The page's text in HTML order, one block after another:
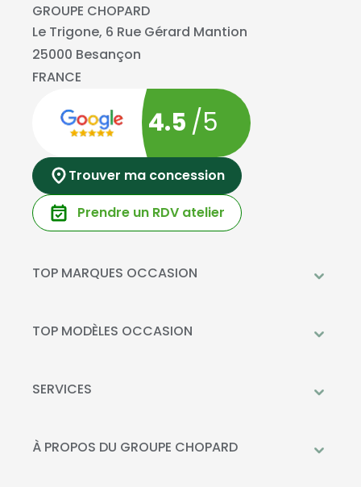
GROUPE CHOPARD
Le Trigone, 6 Rue Gérard Mantion
25000 Besançon
FRANCE
4.5 /5
Trouver ma concession
Prendre un RDV atelier
TOP MARQUES OCCASION
Mercedes-Benz
Kia
TOP MODÈLES OCCASION
Peugeot 208
SERVICES
Livraison à domicile
À PROPOS DU GROUPE CHOPARD